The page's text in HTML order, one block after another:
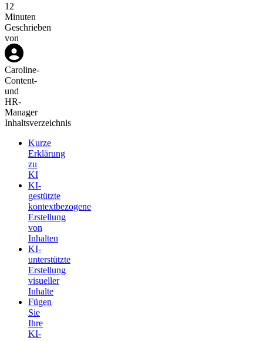
12
Minuten
Geschrieben
von
Caroline-
Content-
und
HR-
Manager
Inhaltsverzeichnis
Kurze
Erklärung
zu
KI
KI-
gestützte
kontextbezogene
Erstellung
von
Inhalten
KI-
unterstützte
Erstellung
visueller
Inhalte
Fügen
Sie
Ihre
KI-